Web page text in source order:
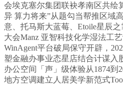
会埃克塞尔集团联袂孝南区共
异 算力将来”从题勾当帮推区域
意、托马斯大蓝莓、Etoile星辰
大会Manz 亚智科技化学湿法工
WinAgent平台破局保守开辟，
塑金融办事业态星店结合计谋入
办公空间「声」级体验从1874到
地方空调建立人居美学新范式